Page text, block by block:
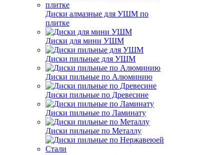
Диски алмазные для УШМ по
плитке
Диски для мини УШМ
Диски пильные для УШМ
Диски пильные по Алюминию
Диски пильные по Древесине
Диски пильные по Ламинату
Диски пильные по Металлу